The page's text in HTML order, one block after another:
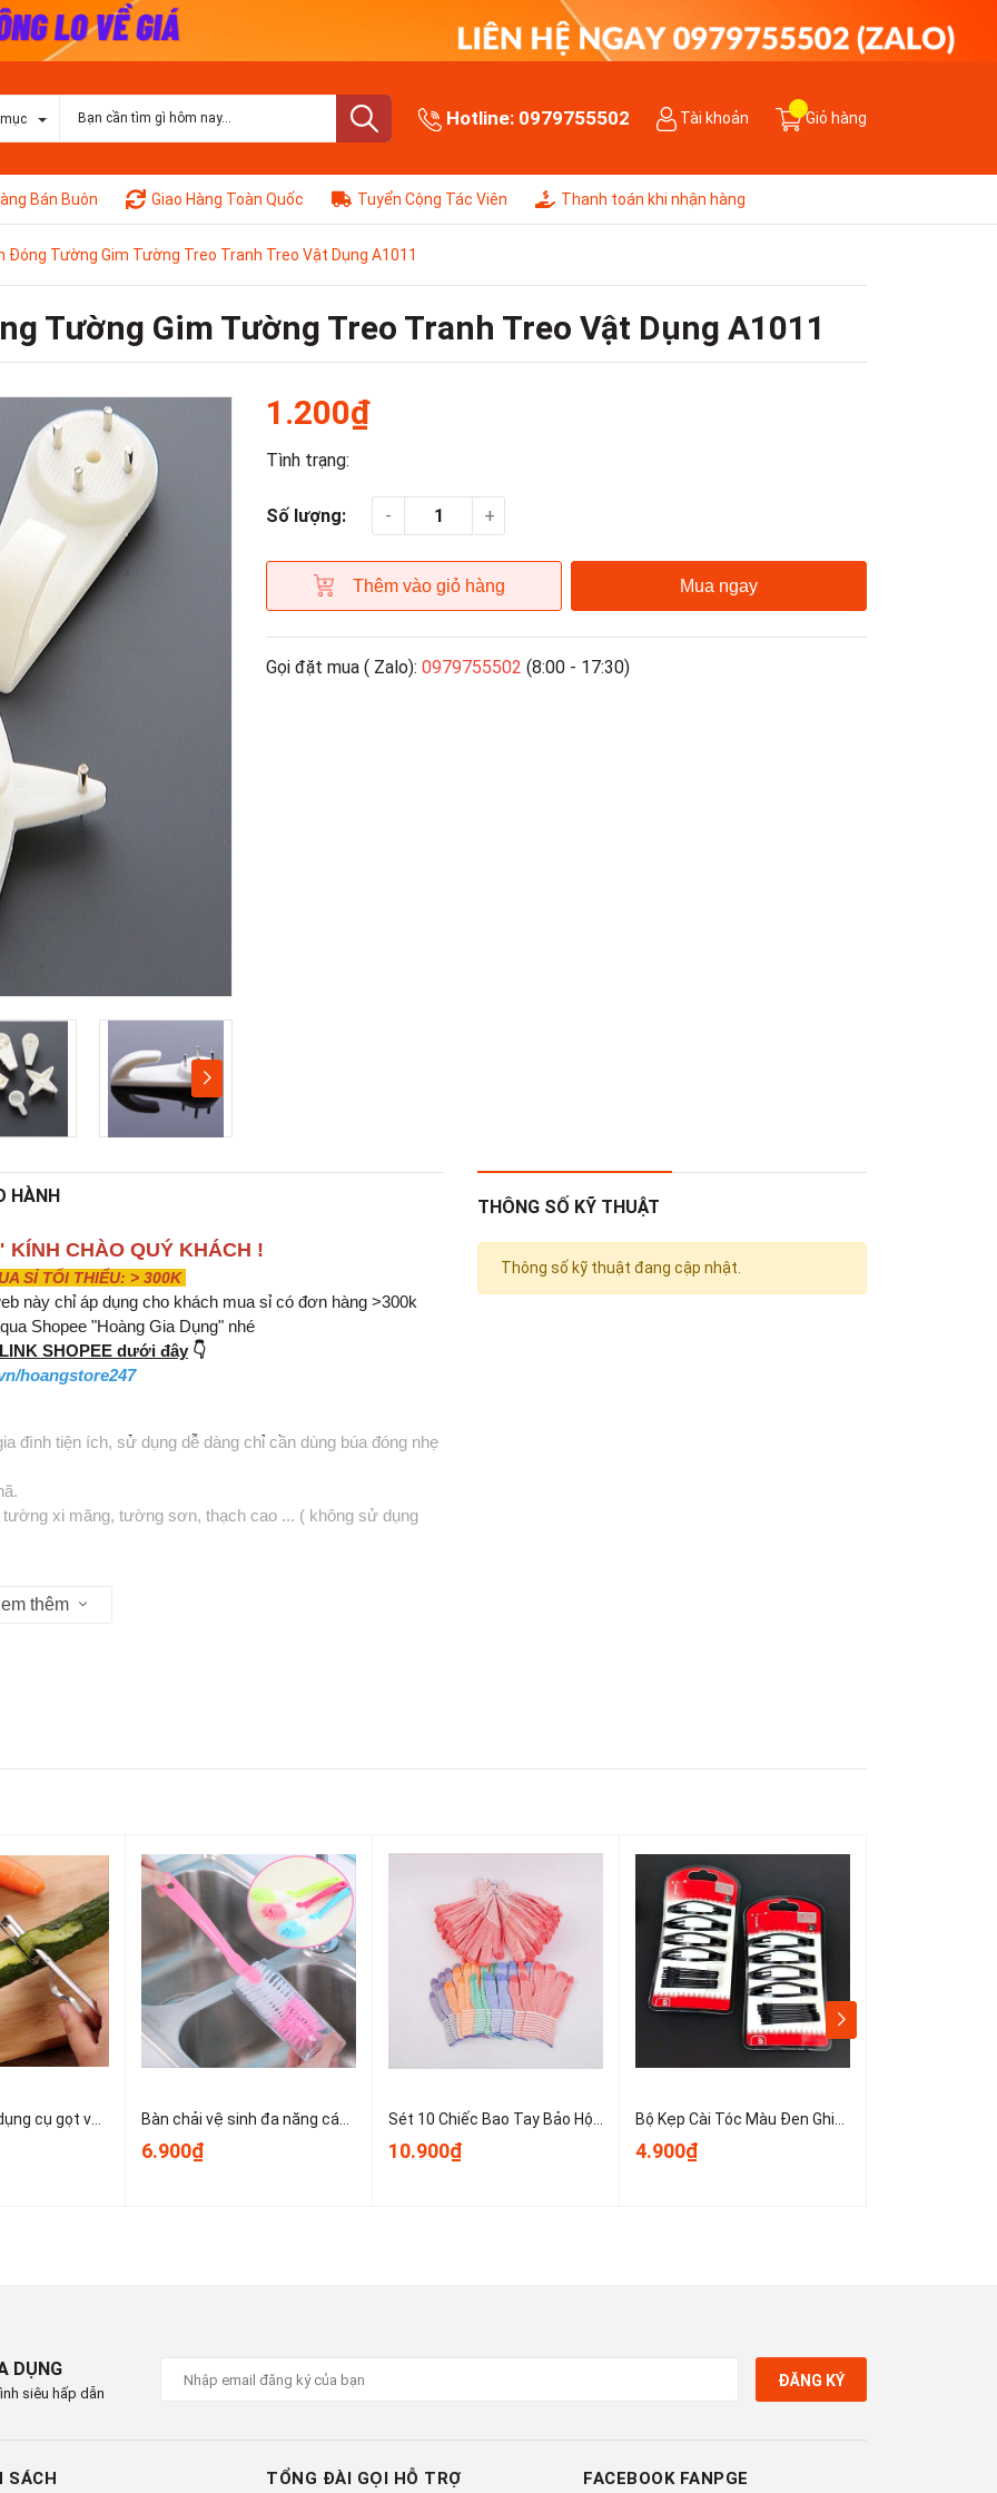
Hotline: 0979755502 Tài khoản Giỏ hàng
Bán Buôn Giao Hàng Toàn Quốc Tuyển Cộng Tác Viên Thanh toán khi nhận hàng
Đóng Tường Gim Tường Treo Tranh Treo Vật Dụng A1011
Tường Gim Tường Treo Tranh Treo Vật Dụng A1011
1.200₫
Tình trạng:
Số lượng: - +
Thêm vào giỏ hàng Mua ngay
Gọi đặt mua ( Zalo): 0979755502 (8:00 - 17:30)
HÀNH
KÍNH CHÀO QUÝ KHÁCH !
SỈ TỐI THIỂU: > 300K
này chỉ áp dụng cho khách mua sỉ có đơn hàng >300k
Shopee "Hoàng Gia Dụng" nhé
SHOPEE dưới đây 👇
hoangstore247
đình tiện ích, sử dụng dễ dàng chỉ cần dùng búa đóng nhẹ
xi măng, tường sơn, thạch cao ... ( không sử dụng
- 17:30
thêm
THÔNG SỐ KỸ THUẬT
Thông số kỹ thuật đang cập nhật.
Dao bào thép, dụng cụ gọt vỏ kim loại, dụng cụ gọt vỏ trái cây và rau củ nhỏ gọn dễ sử dụng T1243 Bàn chải vệ sinh đa năng cán dài dùng để vệ sinh nồi, cốc, tách trà, bình giữ nhiệt, bình sữa trẻ em A1934
6.900₫
Sét 10 Chiếc Bao Tay Bảo Hộ Lao Động ,Găng tay đan sọc nhiều màu, găng tay làm việc, găng tay len A0331
10.900₫
Bộ Kẹp Cài Tóc Màu Đen Ghim Bên Gọn Gàng, Kẹp Tóc Nữ Kẹp Mini Cố Định Tóc Không Trơn Trượt T1123
4.900₫
DỤNG
siêu hấp dẫn
ĐĂNG KÝ
SÁCH TỔNG ĐÀI GỌI HỖ TRỢ FACEBOOK FANPGE